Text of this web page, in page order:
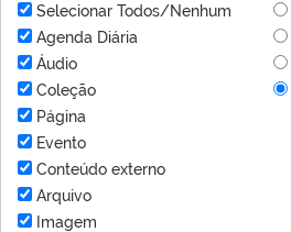
Selecionar Todos/Nenhum
Agenda Diária
Áudio
Coleção
Página
Evento
Conteúdo externo
Arquivo
Imagem